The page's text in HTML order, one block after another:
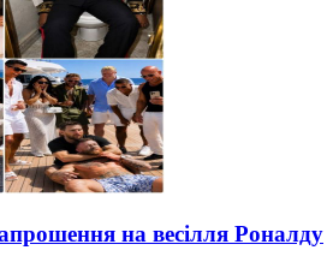
на весілля Роналду